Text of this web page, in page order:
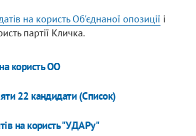
на користь Об'єднаної опозиції і
партії Кличка.
користь ОО
22 кандидати (Список)
на користь "УДАРу"